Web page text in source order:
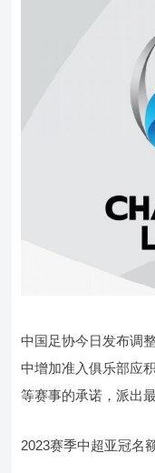
中国足协今日发布调
中增加准入俱乐部应
等赛事的承诺，派出
2023赛季中超亚冠名